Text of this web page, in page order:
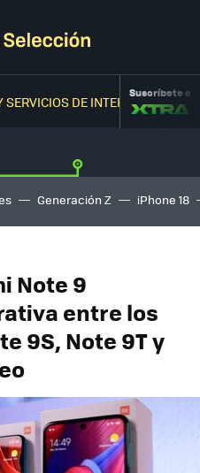
SERVICIOS DE INTERNETSuscríbete a
Generación Z iPhone 18
Note 9
entre los
9S, Note 9T y